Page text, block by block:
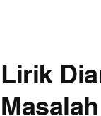
Lirik
Masalah